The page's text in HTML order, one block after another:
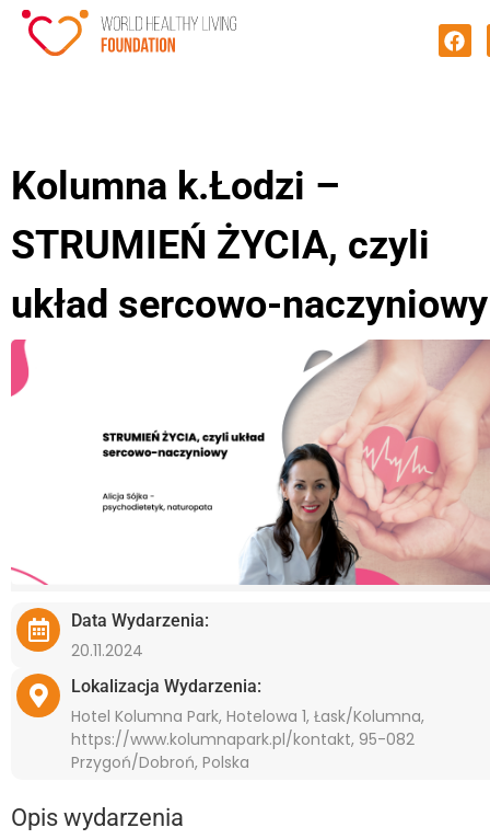
Kolumna k.Łodzi –
STRUMIEŃ ŻYCIA, czyli
układ sercowo-naczyniowy
Data Wydarzenia:
20.11.2024
Lokalizacja Wydarzenia:
Hotel Kolumna Park, Hotelowa 1, Łask/Kolumna,
https://www.kolumnapark.pl/kontakt, 95-082
Przygoń/Dobroń, Polska
Opis wydarzenia